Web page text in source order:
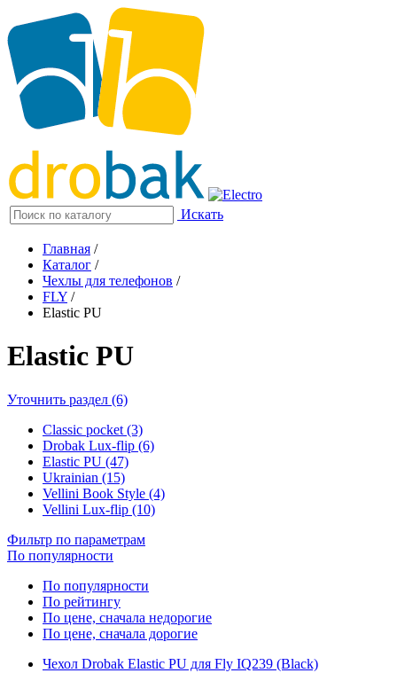
Искать
Главная /
Каталог /
Чехлы для телефонов /
FLY /
Elastic PU
Elastic PU
Уточнить раздел (6)
Classic pocket (3)
Drobak Lux-flip (6)
Elastic PU (47)
Ukrainian (15)
Vellini Book Style (4)
Vellini Lux-flip (10)
Фильтр по параметрам
По популярности
По популярности
По рейтингу
По цене, сначала недорогие
По цене, сначала дорогие
Чехол Drobak Elastic PU для Fly IQ239 (Black)